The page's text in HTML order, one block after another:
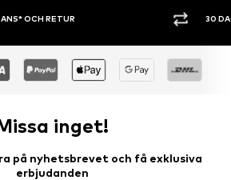
OCH RETUR 30
inget!
på nyhetsbrevet och få exklusiva
erbjudanden